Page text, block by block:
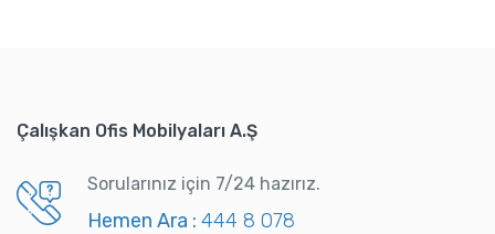
Çalışkan Ofis Mobilyaları A.Ş
Sorularınız için 7/24 hazırız.
Hemen Ara : 444 8 078